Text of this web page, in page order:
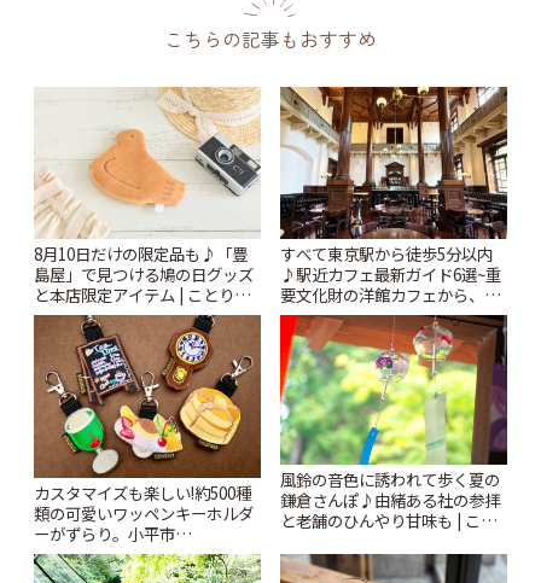
こちらの記事もおすすめ
8月10日だけの限定品も♪「豊
島屋」で見つける鳩の日グッズ
と本店限定アイテム | ことりっ
ぷ
すべて東京駅から徒歩5分以内
♪駅近カフェ最新ガイド6選~重
要文化財の洋館カフェから、改
札すぐのレトロ喫茶まで~ | こと
りっぷ
カスタマイズも楽しい!約500種
類の可愛いワッペンキーホルダ
ーがずらり。小平市
「Kimamaya T&K」 | ことりっ
ぷ
風鈴の音色に誘われて歩く夏の
鎌倉さんぽ♪由緒ある社の参拝
と老舗のひんやり甘味も | こと